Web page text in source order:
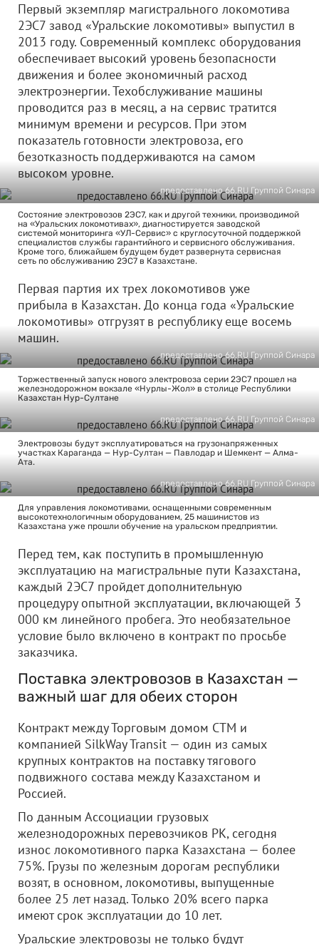
Первый экземпляр магистрального локомотива
2ЭС7 завод «Уральские локомотивы» выпустил в
2013 году. Современный комплекс оборудования
обеспечивает высокий уровень безопасности
движения и более экономичный расход
электроэнергии. Техобслуживание машины
проводится раз в месяц, а на сервис тратится
минимум времени и ресурсов. При этом
показатель готовности электровоза, его
безотказность поддерживаются на самом
высоком уровне.
предоcтавлено 66.RU Группой Синара
Состояние электровозов 2ЭС7, как и другой техники, производимой
на «Уральских локомотивах», диагностируется заводской
системой мониторинга «УЛ-Сервис» с круглосуточной поддержкой
специалистов службы гарантийного и сервисного обслуживания.
Кроме того, ближайшем будущем будет развернута сервисная
сеть по обслуживанию 2ЭС7 в Казахстане.
Первая партия их трех локомотивов уже
прибыла в Казахстан. До конца года «Уральские
локомотивы» отгрузят в республику еще восемь
машин.
предоcтавлено 66.RU Группой Синара
Торжественный запуск нового электровоза серии 2ЭС7 прошел на
железнодорожном вокзале «Нурлы-Жол» в столице Республики
Казахстан Нур-Султане
предоcтавлено 66.RU Группой Синара
Электровозы будут эксплуатироваться на грузонапряженных
участках Караганда — Нур-Султан — Павлодар и Шемкент — Алма-
Ата.
предоcтавлено 66.RU Группой Синара
Для управления локомотивами, оснащенными современным
высокотехнологичным оборудованием, 25 машинистов из
Казахстана уже прошли обучение на уральском предприятии.
Перед тем, как поступить в промышленную
эксплуатацию на магистральные пути Казахстана,
каждый 2ЭС7 пройдет дополнительную
процедуру опытной эксплуатации, включающей 3
000 км линейного пробега. Это необязательное
условие было включено в контракт по просьбе
заказчика.
Поставка электровозов в Казахстан —
важный шаг для обеих сторон
Контракт между Торговым домом СТМ и
компанией SilkWay Transit — один из самых
крупных контрактов на поставку тягового
подвижного состава между Казахстаном и
Россией.
По данным Ассоциации грузовых
железнодорожных перевозчиков РК, сегодня
износ локомотивного парка Казахстана — более
75%. Грузы по железным дорогам республики
возят, в основном, локомотивы, выпущенные
более 25 лет назад. Только 20% всего парка
имеют срок эксплуатации до 10 лет.
Уральские электровозы не только будут